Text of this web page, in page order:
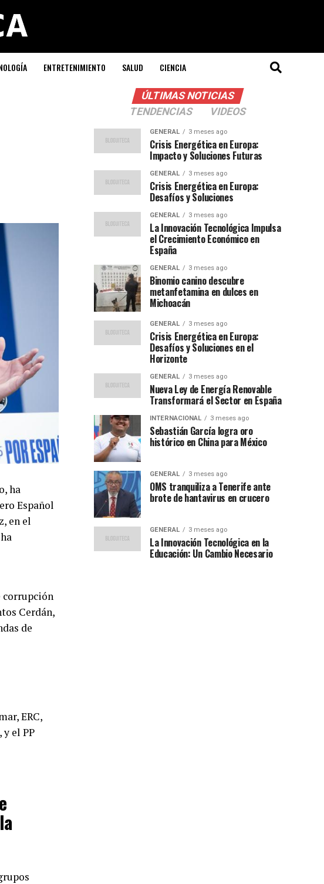
ENTRETENIMIENTO SALUD CIENCIA
ha
Español
en el
corrupción
Cerdán,
de
ERC,
el PP
ÚLTIMAS NOTICIAS
TENDENCIAS
VIDEOS
GENERAL 3 meses ago
Crisis Energética en Europa:
Impacto y Soluciones Futuras
GENERAL 3 meses ago
Crisis Energética en Europa:
Desafíos y Soluciones
GENERAL 3 meses ago
La Innovación Tecnológica Impulsa
el Crecimiento Económico en
España
GENERAL 3 meses ago
Binomio canino descubre
metanfetamina en dulces en
Michoacán
GENERAL 3 meses ago
Crisis Energética en Europa:
Desafíos y Soluciones en el
Horizonte
GENERAL 3 meses ago
Nueva Ley de Energía Renovable
Transformará el Sector en España
INTERNACIONAL 3 meses ago
Sebastián García logra oro
histórico en China para México
GENERAL 3 meses ago
OMS tranquiliza a Tenerife ante
brote de hantavirus en crucero
GENERAL 3 meses ago
La Innovación Tecnológica en la
Educación: Un Cambio Necesario